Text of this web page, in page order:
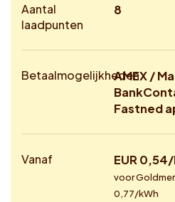
Aantal
laadpunten
8
Betaalmogelijkheden
AMEX /
Fastned
Vanaf EUR
voor
0,77/kWh